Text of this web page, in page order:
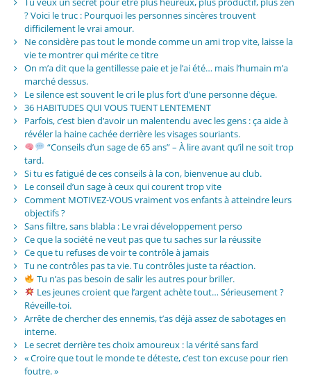
? Voici le truc : Pourquoi les personnes sincères trouvent
difficilement le vrai amour.
Ne considère pas tout le monde comme un ami trop vite, laisse la
vie te montrer qui mérite ce titre
On m’a dit que la gentillesse paie et je l’ai été… mais l’humain m’a
marché dessus.
Le silence est souvent le cri le plus fort d’une personne déçue.
36 HABITUDES QUI VOUS TUENT LENTEMENT
Parfois, c’est bien d’avoir un malentendu avec les gens : ça aide à
révéler la haine cachée derrière les visages souriants.
“Conseils d’un sage de 65 ans” – À lire avant qu’il ne soit trop
tard.
Si tu es fatigué de ces conseils à la con, bienvenue au club.
Le conseil d’un sage à ceux qui courent trop vite
Comment MOTIVEZ-VOUS vraiment vos enfants à atteindre leurs
objectifs ?
Sans filtre, sans blabla : Le vrai développement perso
Ce que la société ne veut pas que tu saches sur la réussite
Ce que tu refuses de voir te contrôle à jamais
Tu ne contrôles pas ta vie. Tu contrôles juste ta réaction.
Tu n’as pas besoin de salir les autres pour briller.
Les jeunes croient que l’argent achète tout… Sérieusement ?
Réveille-toi.
Arrête de chercher des ennemis, t’as déjà assez de sabotages en
interne.
Le secret derrière tes choix amoureux : la vérité sans fard
« Croire que tout le monde te déteste, c’est ton excuse pour rien
foutre. »